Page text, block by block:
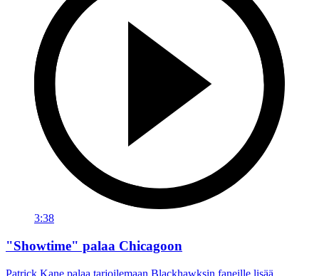
3:38
"Showtime" palaa Chicagoon
Patrick Kane palaa tarjoilemaan Blackhawksin faneille lisää